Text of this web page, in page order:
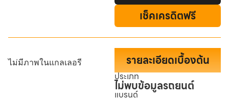
เช็คเครดิตฟรี
ไม่มีภาพในแกลเลอรี รายละเอียดเบื้องต้น
ประเภท
ไม่พบข้อมูลรถยนต์
แบรนด์